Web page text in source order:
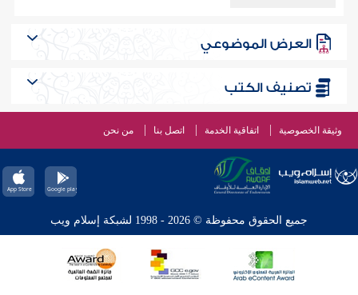
العرض الموضوعي
تصنيف الكتب
وثيقة الخصوصية اتفاقية الخدمة اتصل بنا من نحن
جميع الحقوق محفوظة © 2026 - 1998 لشبكة إسلام ويب